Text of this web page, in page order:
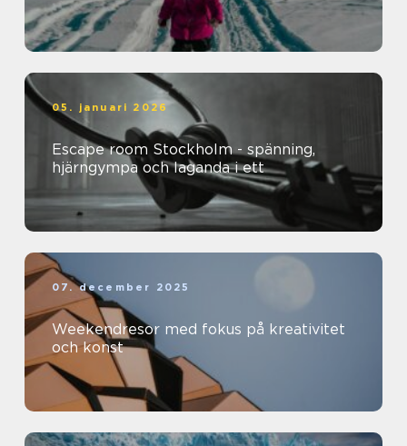
05. januari 2026
Escape room Stockholm - spänning,
hjärngympa och laganda i ett
07. december 2025
Weekendresor med fokus på kreativitet
och konst